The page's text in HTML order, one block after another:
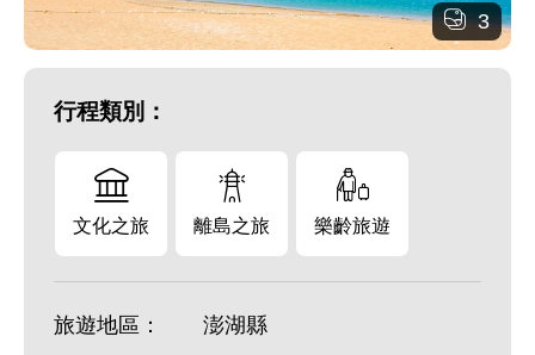
3
行程類別：
文化之旅 離島之旅 樂齡旅遊
旅遊地區： 澎湖縣